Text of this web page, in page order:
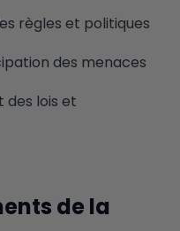
règles et politiques
des menaces
lois et
de la